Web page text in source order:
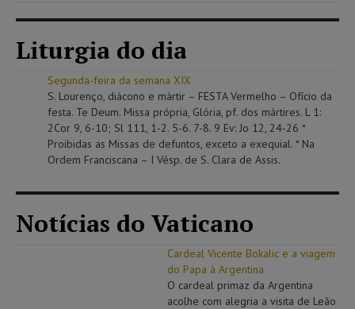
Liturgia do dia
Segunda-feira da semana XIX
S. Lourenço, diácono e mártir – FESTA Vermelho – Ofício da
festa. Te Deum. Missa própria, Glória, pf. dos mártires. L 1:
2Cor 9, 6-10; Sl 111, 1-2. 5-6. 7-8. 9 Ev: Jo 12, 24-26 *
Proibidas as Missas de defuntos, exceto a exequial. * Na
Ordem Franciscana – I Vésp. de S. Clara de Assis.
Notícias do Vaticano
Cardeal Vicente Bokalic e a viagem
do Papa à Argentina
O cardeal primaz da Argentina
acolhe com alegria a visita de Leão